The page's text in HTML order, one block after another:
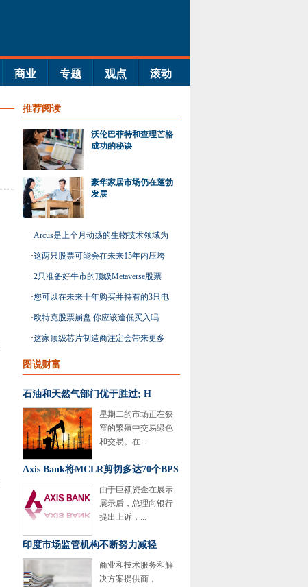
商业 专题 观点 滚动
推荐阅读
沃伦巴菲特和查理芒格
成功的秘诀
豪华家居市场仍在蓬勃
发展
·Arcus是上个月动荡的生物技术领域为
数不多的赢家之一
·这两只股票可能会在未来15年内压垮
市场
·2只准备好牛市的顶级Metaverse股票
·您可以在未来十年购买并持有的3只电
动汽车股票
·欧特克股票崩盘 你应该逢低买入吗
·这家顶级芯片制造商注定会带来更多
优势
图说财富
石油和天然气部门优于胜过; H
星期二的市场正在狭
窄的繁殖中交易绿色
和交易。在...
Axis Bank将MCLR剪切多达70个BPS
由于巨额资金在展示
展示后，总理向银行
提出上诉，...
印度市场监管机构不断努力减轻
商业和技术服务和解
决方案提供商，